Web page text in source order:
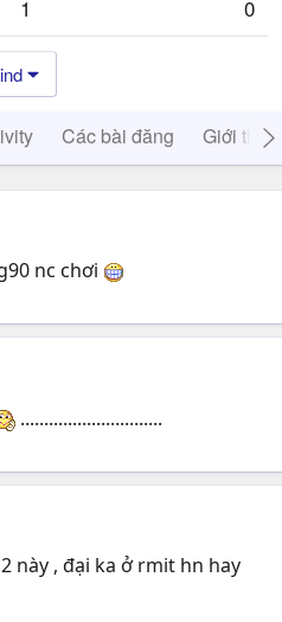
1 0
Các bài đăng Giới thiệu
nc chơi
..............................
này , đại ka ở rmit hn hay